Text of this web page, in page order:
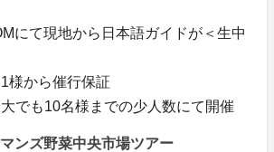
にて現地から日本語ガイドが＜生中
様から催行保証
でも10名様までの少人数にて開催
ンズ野菜中央市場ツアー